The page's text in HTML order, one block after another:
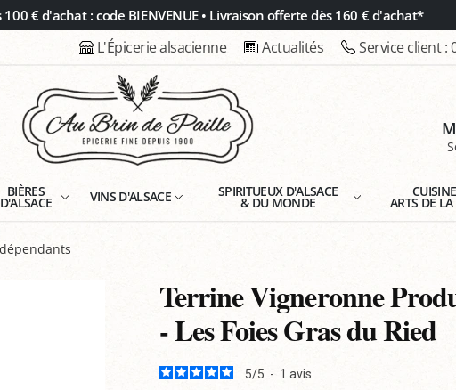
€ d'achat : code BIENVENUE • Livraison offerte dès 160 € d'achat*
L'Épicerie alsacienne Actualités Service client :
BIÈRES
D'ALSACE VINS D'ALSACE SPIRITUEUX D'ALSACE
& DU MONDE ARTS DE
Terrine Vigneronne
- Les Foies Gras du Ried
5/5 - 1 avis